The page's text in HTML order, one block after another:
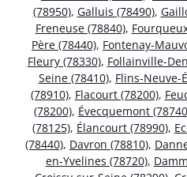
(78950), Galluis (78490),
Freneuse (78840),
Père (78440), Fontenay-
Fleury (78330), Follainville-
Seine (78410), Flins-Neuve-
(78910), Flacourt (78200),
(78200), Évecquemont
(78125), Élancourt (78990),
(78440), Davron (78810),
en-Yvelines (78720),